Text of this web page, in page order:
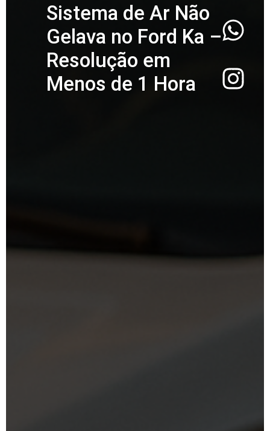
Sistema de Ar Não
Gelava no Ford Ka –
Resolução em
Menos de 1 Hora